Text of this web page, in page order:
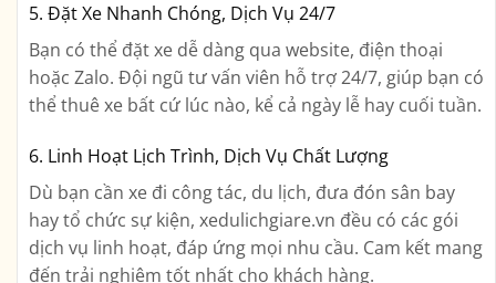
5. Đặt Xe Nhanh Chóng, Dịch Vụ 24/7
Bạn có thể đặt xe dễ dàng qua website, điện thoại
hoặc Zalo. Đội ngũ tư vấn viên hỗ trợ 24/7, giúp bạn có
thể thuê xe bất cứ lúc nào, kể cả ngày lễ hay cuối tuần.
6. Linh Hoạt Lịch Trình, Dịch Vụ Chất Lượng
Dù bạn cần xe đi công tác, du lịch, đưa đón sân bay
hay tổ chức sự kiện, xedulichgiare.vn đều có các gói
dịch vụ linh hoạt, đáp ứng mọi nhu cầu. Cam kết mang
đến trải nghiệm tốt nhất cho khách hàng.